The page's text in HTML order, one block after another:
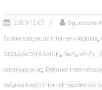
2020-12-07 Gyurászné
Érdekességek az internet világából,
SZOLGÁLTATÁSAINK, Tech, Wi-Fi
adatkapcsolat, Deltanet
helyhez kötött internet hozzáférési